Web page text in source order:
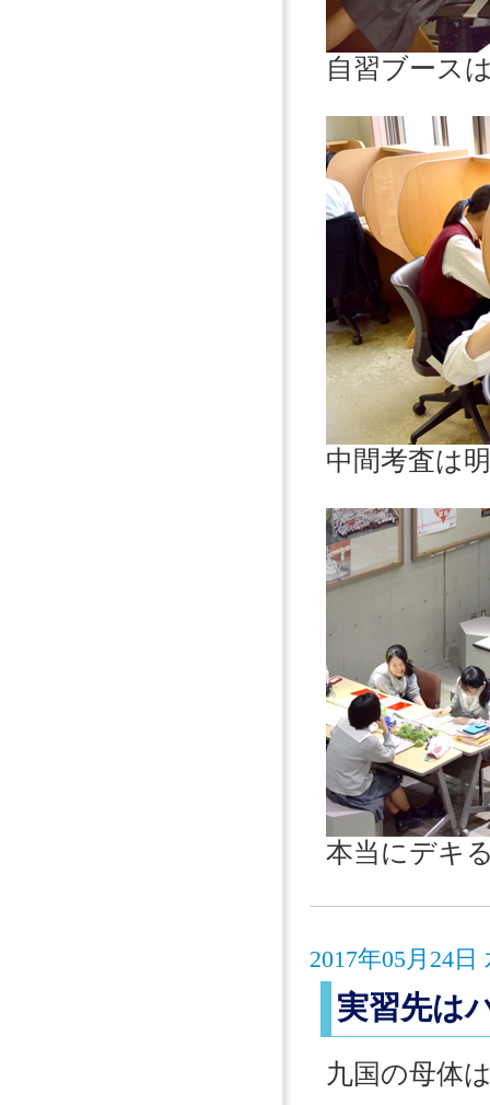
自習ブース
中間考査は
本当にデキ
2017年05月24
実習先は
九国の母体